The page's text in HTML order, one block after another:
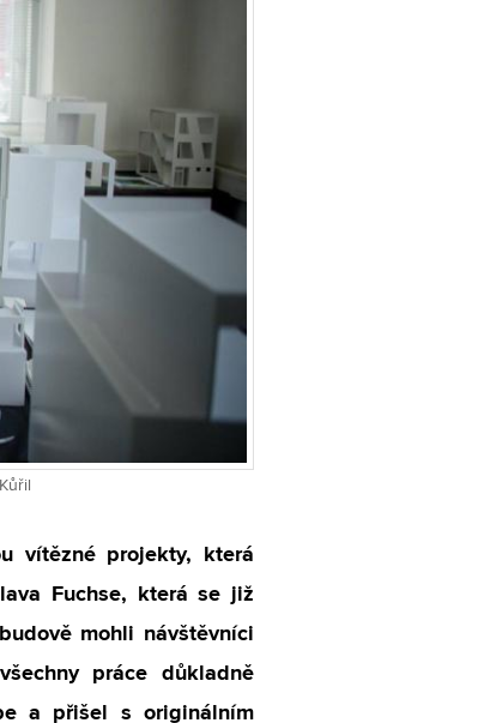
vítězné projekty, která
Fuchse, která se již
mohli návštěvníci
práce důkladně
a přišel s originálním